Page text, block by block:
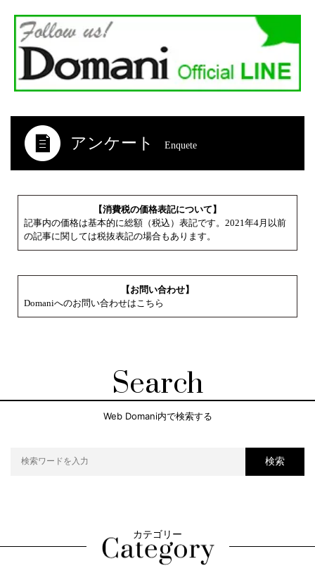
アンケート Enquete
【消費税の価格表記について】
記事内の価格は基本的に総額（税込）表記です。2021年4月以前
の記事に関しては税抜表記の場合もあります。
【お問い合わせ】
Domaniへのお問い合わせはこちら
Search
Web Domani内で検索する
検索
カテゴリー